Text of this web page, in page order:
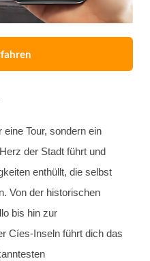
Tour, sondern ein
der Stadt führt und
enthüllt, die selbst
Von der historischen
bis hin zur
Cíes-Inseln führt dich das